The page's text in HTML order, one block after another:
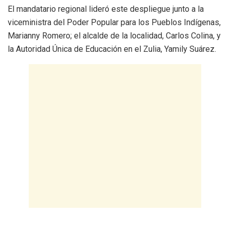
El mandatario regional lideró este despliegue junto a la
viceministra del Poder Popular para los Pueblos Indígenas,
Marianny Romero; el alcalde de la localidad, Carlos Colina, y
la Autoridad Única de Educación en el Zulia, Yamily Suárez.